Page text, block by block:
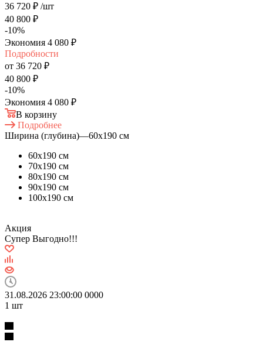
36 720 ₽ /шт
40 800 ₽
-10%
Экономия 4 080 ₽
Подробности
от 36 720 ₽
40 800 ₽
-10%
Экономия 4 080 ₽
В корзину
Подробнее
Ширина (глубина)—60х190 см
60х190 см
70х190 см
80х190 см
90х190 см
100х190 см
Акция
Супер Выгодно!!!
31.08.2026 23:00:00 0000
1 шт